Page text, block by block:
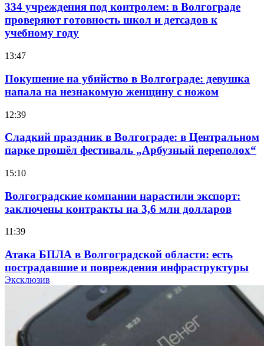
334 учреждения под контролем: в Волгограде
проверяют готовность школ и детсадов к
учебному году
13:47
Покушение на убийство в Волгограде: девушка
напала на незнакомую женщину с ножом
12:39
Сладкий праздник в Волгограде: в Центральном
парке прошёл фестиваль „Арбузный переполох“
15:10
Волгоградские компании нарастили экспорт:
заключены контракты на 3,6 млн долларов
11:39
Атака БПЛА в Волгоградской области: есть
пострадавшие и повреждения инфраструктуры
Волгоградские вузы в топе зарплатного
рейтинга: ВолгГТУ и ВолгГМУ вошли в топ‑15
для химической отрасли и фармацевтики
Эксклюзив